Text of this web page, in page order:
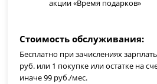
акции «Время подарков»
Стоимость обслуживания
Бесплатно при зачислениях
руб. или 1 покупке или остатке на
иначе 99 руб./мес.